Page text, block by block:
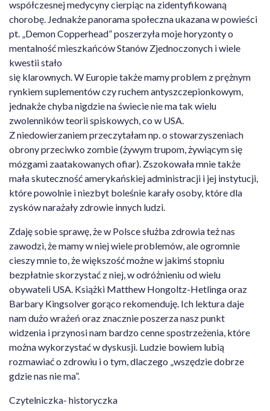
współczesnej medycyny cierpiąc na zidentyfikowaną
chorobę. Jednakże panorama społeczna ukazana w powieści
pt. „Demon Copperhead” poszerzyła moje horyzonty o
mentalność mieszkańców Stanów Zjednoczonych i wiele
kwestii stało
się klarownych. W Europie także mamy problem z prężnym
rynkiem suplementów czy ruchem antyszczepionkowym,
jednakże chyba nigdzie na świecie nie ma tak wielu
zwolenników teorii spiskowych, co w USA.
Z niedowierzaniem przeczytałam np. o stowarzyszeniach
obrony przeciwko zombie (żywym trupom, żywiącym się
mózgami zaatakowanych ofiar). Zszokowała mnie także
mała skuteczność amerykańskiej administracji i jej instytucji,
które powolnie i niezbyt boleśnie karały osoby, które dla
zysków narażały zdrowie innych ludzi.
Zdaję sobie sprawę, że w Polsce służba zdrowia też nas
zawodzi, że mamy w niej wiele problemów, ale ogromnie
cieszy mnie to, że większość możne w jakimś stopniu
bezpłatnie skorzystać z niej, w odróżnieniu od wielu
obywateli USA. Książki Matthew Hongoltz-Hetlinga oraz
Barbary Kingsolver gorąco rekomenduję. Ich lektura daje
nam dużo wrażeń oraz znacznie poszerza nasz punkt
widzenia i przynosi nam bardzo cenne spostrzeżenia, które
można wykorzystać w dyskusji. Ludzie bowiem lubią
rozmawiać o zdrowiu i o tym, dlaczego „wszędzie dobrze
gdzie nas nie ma”.
Czytelniczka- historyczka